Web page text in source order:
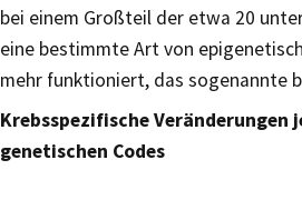
bei einem Großteil der etwa 20
eine bestimmte Art von
mehr funktioniert, das sogenannte
Krebsspezifische Veränderungen
genetischen Codes